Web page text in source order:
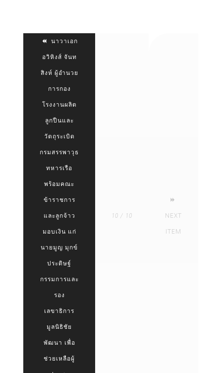
นาวาเอก
อวิหิงส์ จันท
สิงห์ ผู้อำนวย
การกอง
โรงงานผลิต
ลูกปืนและ
วัตถุระเบิด
กรมสรรพาวุธ
ทหารเรือ
พร้อมคณะ
ข้าราชการ
และลูกจ้าว
มอบเงิน แก่
นายมูญ มุกข์
ประดิษฐ์
กรรมการและ
รอง
เลขาธิการ
มูลนิธิชัย
พัฒนา เพื่อ
ช่วยเหลือผู้
10 / 10 NEXT
ITEM